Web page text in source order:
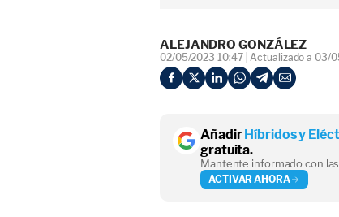
ALEJANDRO GONZÁLEZ
02/05/2023 10:47 Actualizado a 03/
Añadir Híbridos y
gratuita.
Mantente informado con
ACTIVAR AHORA